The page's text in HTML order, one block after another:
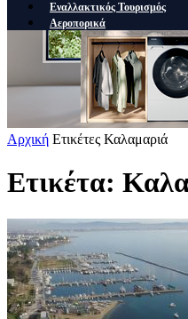
Εναλλακτικός Τουρισμός
Αεροπορικά
Αρχική Ετικέτες Καλαμαριά
Ετικέτα: